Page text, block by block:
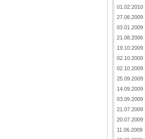
01.02.2010
27.06.2009
03.01.2009
21.08.2006
19.10.2009
02.10.2009
02.10.2009
25.09.2009
14.09.2009
03.09.2009
21.07.2009
20.07.2009
11.06.2009